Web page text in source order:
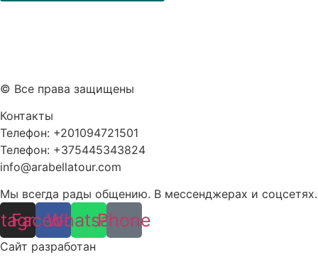
© Все права защищены
Контакты
Телефон: +201094721501
Телефон: +375445343824
info@arabellatour.com
Мы всегда рады общению. В мессенджерах и соцсетях.
Facebook
Whatsapp
Phone
Сайт разработан